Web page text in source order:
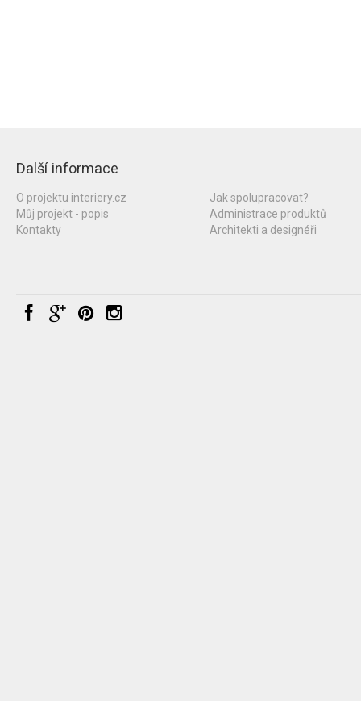
Další informace
O projektu interiery.cz
Můj projekt - popis
Kontakty
Jak spolupracovat?
Administrace produktů
Architekti a designéři